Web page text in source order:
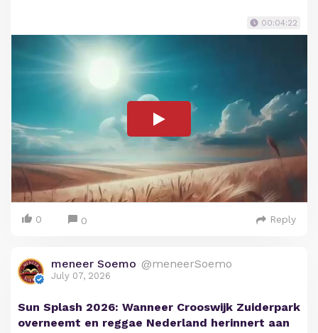
00:04:22
0 0 Reply
meneer Soemo @meneerSoemo
July 07, 2026
Sun Splash 2026: Wanneer Crooswijk Zuiderpark
overneemt en reggae Nederland herinnert aan